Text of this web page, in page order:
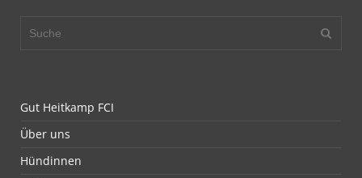
Gut Heitkamp FCI
Über uns
Hündinnen